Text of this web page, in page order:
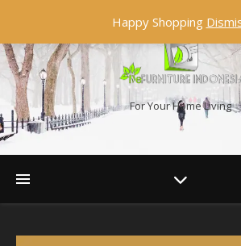
For Your Home Living
Happy Shopping